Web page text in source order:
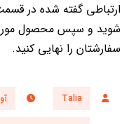
ارتباطی گفته شده در
شوید و سپس محصول مورد
سفارشتان را نهایی کنید.
Talia